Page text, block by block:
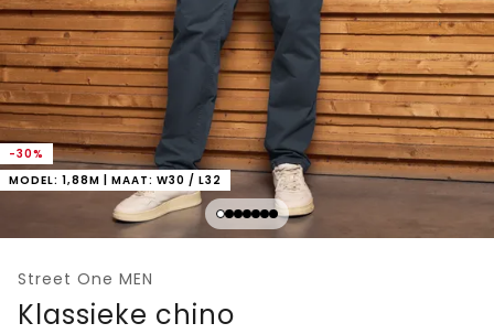
-30%
MODEL: 1,88M | MAAT: W30 / L32
Street One MEN
Klassieke chino